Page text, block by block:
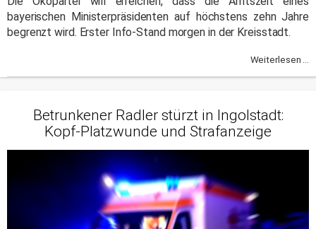
bayerischen Ministerpräsidenten auf höchstens zehn Jahre
begrenzt wird. Erster Info-Stand morgen in der Kreisstadt.
Weiterlesen ...
Betrunkener Radler stürzt in Ingolstadt:
Kopf-Platzwunde und Strafanzeige